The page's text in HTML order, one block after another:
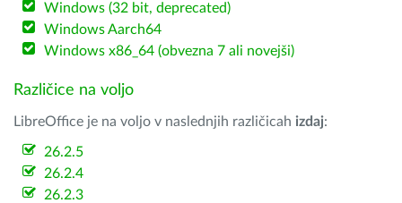
Windows (32 bit, deprecated)
Windows Aarch64
Windows x86_64 (obvezna 7 ali novejši)
Različice na voljo
LibreOffice je na voljo v naslednjih različicah izdaj:
26.2.5
26.2.4
26.2.3